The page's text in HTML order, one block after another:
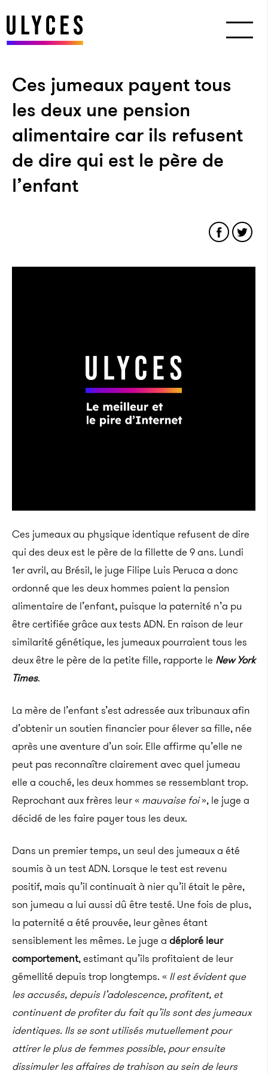
Ces jumeaux payent tous
les deux une pension
alimentaire car ils refusent
de dire qui est le père de
l’enfant
Ces jumeaux au physique identique refusent de dire
qui des deux est le père de la fillette de 9 ans. Lundi
1er avril, au Brésil, le juge Filipe Luis Peruca a donc
ordonné que les deux hommes paient la pension
alimentaire de l’enfant, puisque la paternité n’a pu
être certifiée grâce aux tests ADN. En raison de leur
similarité génétique, les jumeaux pourraient tous les
deux être le père de la petite fille, rapporte le New York
Times.
La mère de l’enfant s’est adressée aux tribunaux afin
d’obtenir un soutien financier pour élever sa fille, née
après une aventure d’un soir. Elle affirme qu’elle ne
peut pas reconnaître clairement avec quel jumeau
elle a couché, les deux hommes se ressemblant trop.
Reprochant aux frères leur « mauvaise foi», le juge a
décidé de les faire payer tous les deux.
Dans un premier temps, un seul des jumeaux a été
soumis à un test ADN. Lorsque le test est revenu
positif, mais qu’il continuait à nier qu’il était le père,
son jumeau a lui aussi dû être testé. Une fois de plus,
la paternité a été prouvée, leur gènes étant
sensiblement les mêmes. Le juge a déploré leur
comportement, estimant qu’ils profitaient de leur
gémellité depuis trop longtemps. « Il est évident que
les accusés, depuis l’adolescence, profitent, et
continuent de profiter du fait qu’ils sont des jumeaux
identiques. Ils se sont utilisés mutuellement pour
attirer le plus de femmes possible, pour ensuite
dissimuler les affaires de trahison au sein de leurs